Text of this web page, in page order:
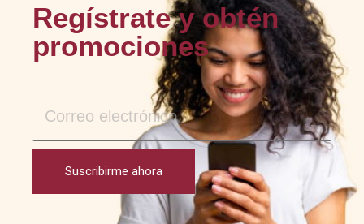
Regístrate y obtén
promociones
Suscribirme ahora